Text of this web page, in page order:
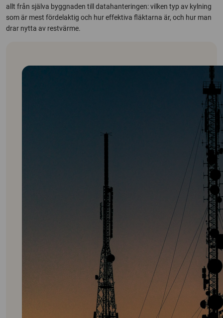
allt från själva byggnaden till datahanteringen: vilken typ av kylning
som är mest fördelaktig och hur effektiva fläktarna är, och hur man
drar nytta av restvärme.